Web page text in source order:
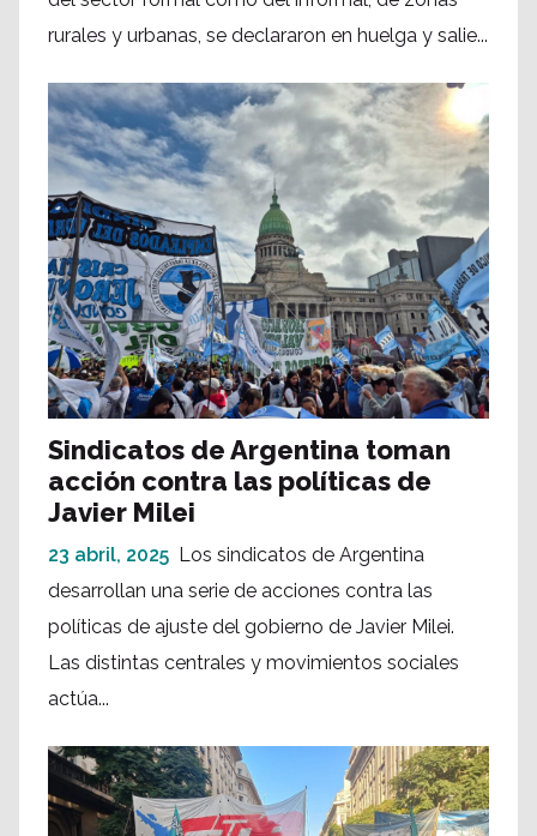
rurales y urbanas, se declararon en huelga y salie...
Sindicatos de Argentina toman
acción contra las políticas de
Javier Milei
23 abril, 2025 Los sindicatos de Argentina
desarrollan una serie de acciones contra las
políticas de ajuste del gobierno de Javier Milei.
Las distintas centrales y movimientos sociales
actúa...